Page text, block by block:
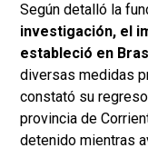
Según detalló la
investigación, el
estableció en
diversas medidas
constató su
provincia de
detenido mientras